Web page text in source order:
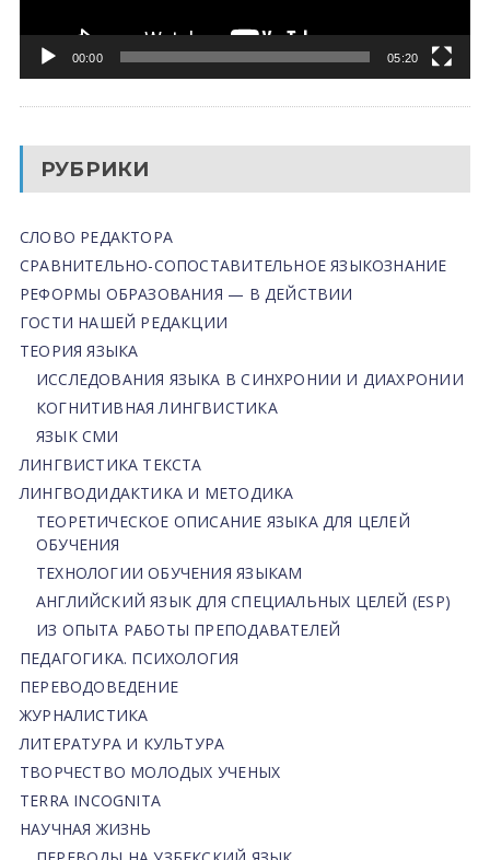
00:00 05:20
РУБРИКИ
СЛОВО РЕДАКТОРА
СРАВНИТЕЛЬНО-СОПОСТАВИТЕЛЬНОЕ ЯЗЫКОЗНАНИЕ
РЕФОРМЫ ОБРАЗОВАНИЯ — В ДЕЙСТВИИ
ГОСТИ НАШЕЙ РЕДАКЦИИ
ТЕОРИЯ ЯЗЫКА
ИССЛЕДОВАНИЯ ЯЗЫКА В СИНХРОНИИ И ДИАХРОНИИ
КОГНИТИВНАЯ ЛИНГВИСТИКА
ЯЗЫК СМИ
ЛИНГВИСТИКА ТЕКСТА
ЛИНГВОДИДАКТИКА И МЕТОДИКА
ТЕОРЕТИЧЕСКОЕ ОПИСАНИЕ ЯЗЫКА ДЛЯ ЦЕЛЕЙ
ОБУЧЕНИЯ
ТЕХНОЛОГИИ ОБУЧЕНИЯ ЯЗЫКАМ
АНГЛИЙСКИЙ ЯЗЫК ДЛЯ СПЕЦИАЛЬНЫХ ЦЕЛЕЙ (ESP)
ИЗ ОПЫТА РАБОТЫ ПРЕПОДАВАТЕЛЕЙ
ПЕДАГОГИКА. ПСИХОЛОГИЯ
ПЕРЕВОДОВЕДЕНИЕ
ЖУРНАЛИСТИКА
ЛИТЕРАТУРА И КУЛЬТУРА
ТВОРЧЕСТВО МОЛОДЫХ УЧЕНЫХ
TERRA INCOGNITA
НАУЧНАЯ ЖИЗНЬ